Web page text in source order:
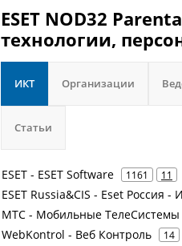
ESET NOD32
технологии,
ИКТ Организации
Статьи
ESET - ESET Software 1161 11
ESET Russia&CIS - Eset Россия
МТС - Мобильные ТелеСистемы
WebKontrol - Веб Контроль 14